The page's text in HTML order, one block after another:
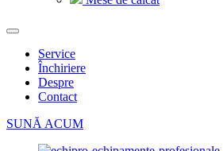
Service
Închiriere
Despre
Contact
SUNĂ ACUM